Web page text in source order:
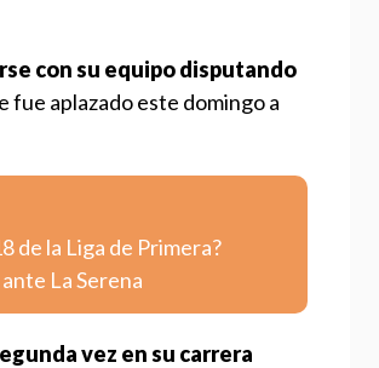
con su equipo disputando
fue aplazado este domingo a
de la Liga de Primera?
La Serena
vez en su carrera